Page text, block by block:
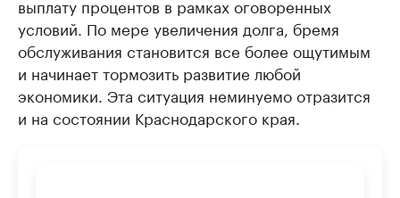
выплату процентов в рамках оговоренных
условий. По мере увеличения долга, бремя
обслуживания становится все более ощутимым
и начинает тормозить развитие любой
экономики. Эта ситуация неминуемо отразится
и на состоянии Краснодарского края.